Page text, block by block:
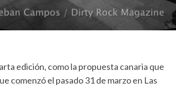
edición, como la propuesta canaria que
comenzó el pasado 31 de marzo en Las